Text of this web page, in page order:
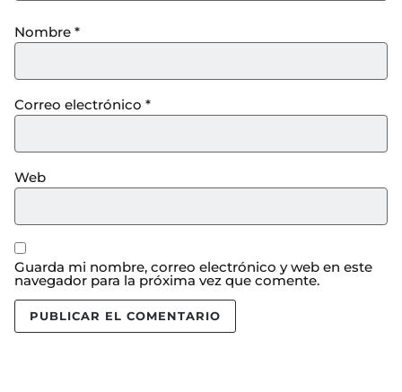
Nombre *
Correo electrónico *
Web
Guarda mi nombre, correo electrónico y web en este
navegador para la próxima vez que comente.